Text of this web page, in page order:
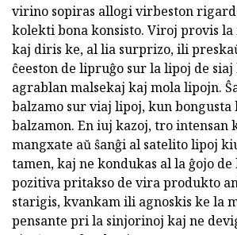
virino sopiras allogi virbeston
kolekti bona konsisto. Viroj provis la
kaj diris ke, al lia surprizo, ili
ĉeeston de lipruĝo sur la lipoj de
agrablan malsekaj kaj mola lipojn.
balzamo sur viaj lipoj, kun bongusta
balzamon. En iuj kazoj, tro intensan
mangxate aŭ ŝanĝi al satelito lipoj
tamen, kaj ne kondukas al la ĝojo de
pozitiva pritakso de vira produkto
starigis, kvankam ili agnoskis ke la
pensante pri la sinjorinoj kaj ne